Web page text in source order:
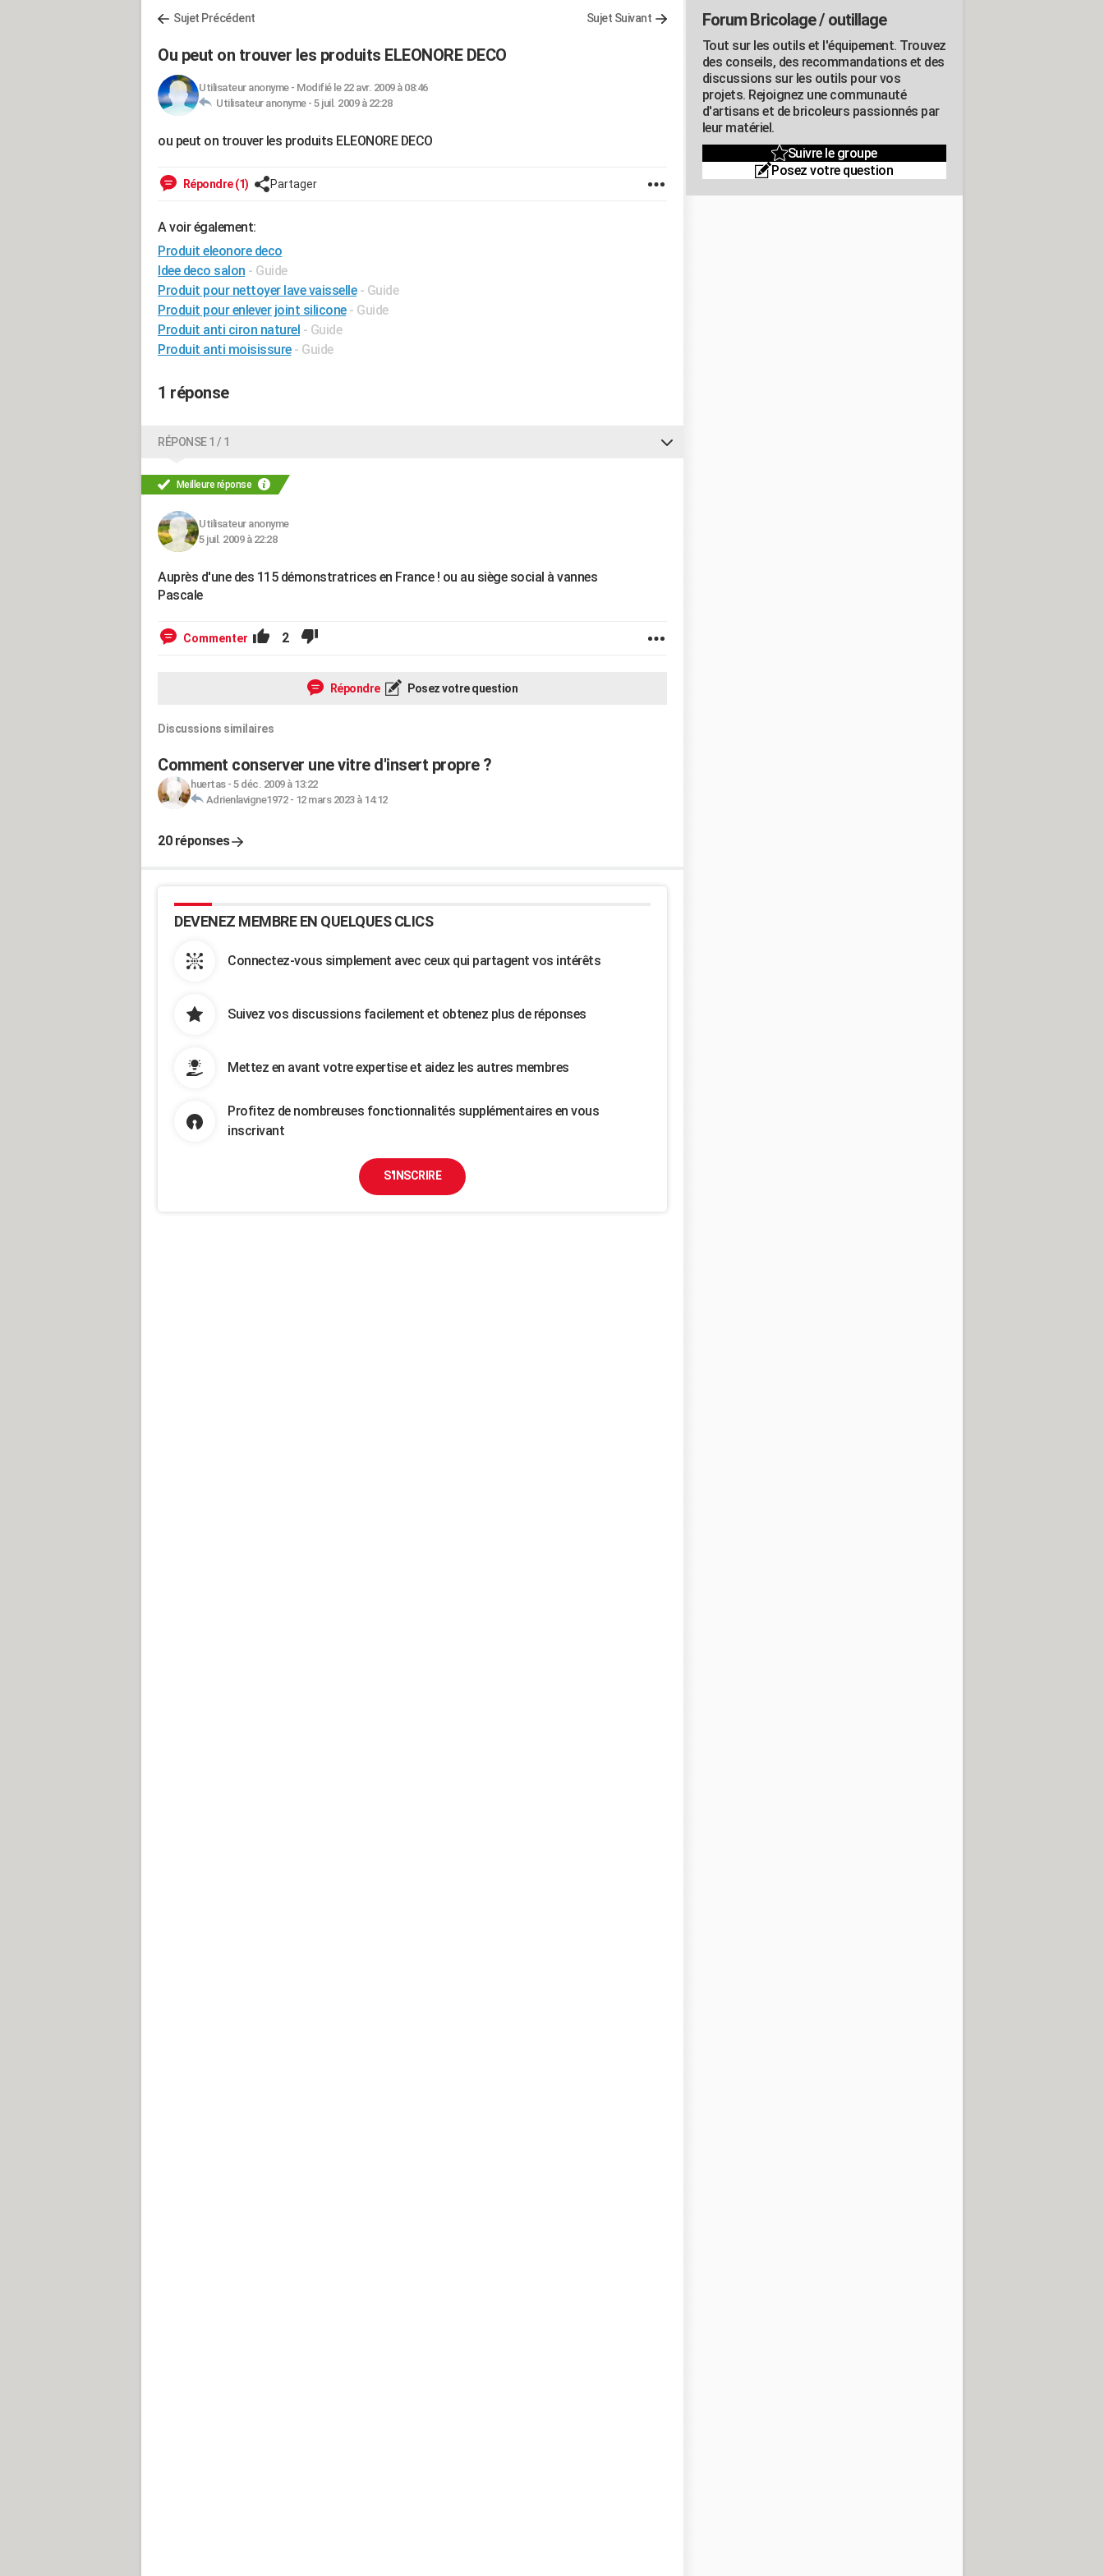
Sujet Précédent Sujet Suivant
Ou peut on trouver les produits ELEONORE DECO
Utilisateur anonyme- Modifié le 22 avr. 2009 à 08:46
Utilisateur anonyme - 5 juil. 2009 à 22:28
ou peut on trouver les produits ELEONORE DECO
Répondre (1) Partager
A voir également:
Produit eleonore deco
Idee deco salon - Guide
Produit pour nettoyer lave vaisselle - Guide
Produit pour enlever joint silicone - Guide
Produit anti ciron naturel - Guide
Produit anti moisissure - Guide
1 réponse
RÉPONSE 1 / 1
Meilleure réponse
Utilisateur anonyme
5 juil. 2009 à 22:28
Auprès d'une des 115 démonstratrices en France ! ou au siège social à vannes
Pascale
Commenter 2
Répondre Posez votre question
Discussions similaires
Comment conserver une vitre d'insert propre ?
huertas- 5 déc. 2009 à 13:22
Adrienlavigne1972- 12 mars 2023 à 14:12
20 réponses
DEVENEZ MEMBRE EN QUELQUES CLICS
Connectez-vous simplement avec ceux qui partagent vos intérêts
Suivez vos discussions facilement et obtenez plus de réponses
Mettez en avant votre expertise et aidez les autres membres
Profitez de nombreuses fonctionnalités supplémentaires en vous
inscrivant
S'INSCRIRE
Forum Bricolage / outillage
Tout sur les outils et l'équipement. Trouvez
des conseils, des recommandations et des
discussions sur les outils pour vos
projets. Rejoignez une communauté
d'artisans et de bricoleurs passionnés par
leur matériel.
Suivre le groupe
Posez votre question